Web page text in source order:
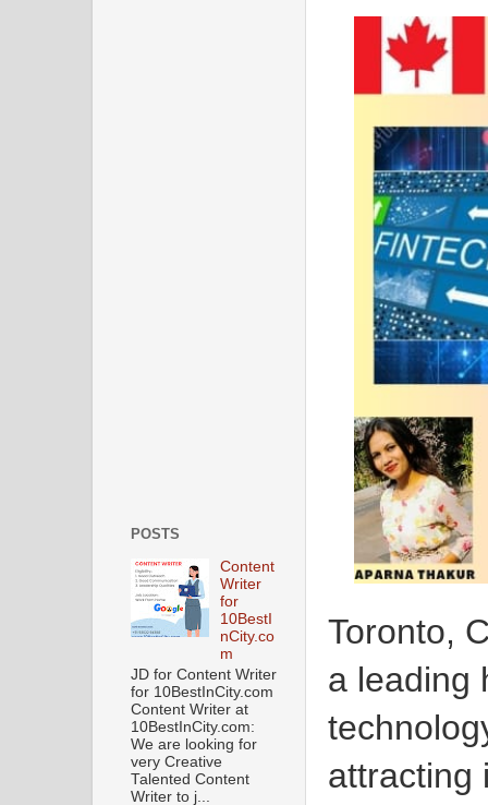
Toronto,
a leading
attracting
POSTS
Content
Writer
for
10BestI
nCity.co
m
JD for Content Writer
for 10BestInCity.com
Content Writer at
10BestInCity.com:
We are looking for
very Creative
Talented Content
Writer to j...